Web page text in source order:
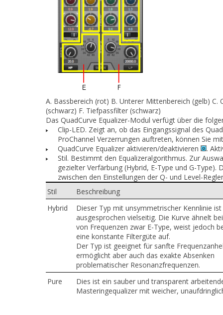
A. Bassbereich (rot) B. Unterer Mittenbereich (gelb) C.
(schwarz) F. Tiefpassfilter (schwarz)
Das QuadCurve Equalizer-Modul verfügt über die
Clip-LED. Zeigt an, ob das Eingangssignal des
ProChannel Verzerrungen auftreten, können Sie
QuadCurve Equalizer aktivieren/deaktivieren
.
Stil. Bestimmt den Equalizeralgorithmus. Zur
gezielter Verfärbung (Hybrid, E-Type und G-Type).
zwischen den Einstellungen der Q- und Level-
Stil
Beschreibung
Hybrid
Dieser Typ mit unsymmetrischer Kennlinie ist
ausgesprochen vielseitig. Die Kurve ähnelt
von Frequenzen zwar E-Type, weist jedoch
eine konstante Filtergüte auf.
Der Typ ist geeignet für sanfte
ermöglicht aber auch das exakte Absenken
problematischer Resonanzfrequenzen.
Pure
Dies ist ein sauber und transparent
Masteringequalizer mit weicher,